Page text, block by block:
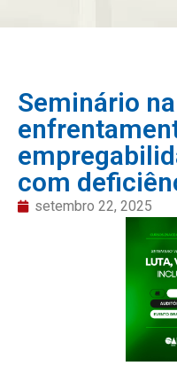
Seminário
com
setembro 22, 2025